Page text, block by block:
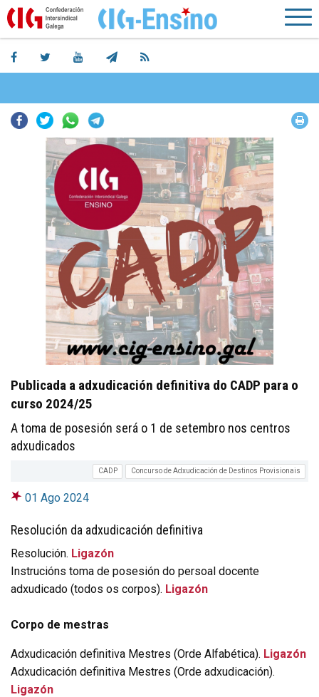
Facebook
TwitterWhatsapp
Publicada a adxudicación definitiva do CADP para o
curso 2024/25
A toma de posesión será o 1 de setembro nos centros
adxudicados
CADP Concurso de Adxudicación de Destinos Provisionais
01 Ago 2024
Resolución da adxudicación definitiva
Resolución. Ligazón
Instrucións toma de posesión do persoal docente
adxudicado (todos os corpos). Ligazón
Corpo de mestras
Adxudicación definitiva Mestres (Orde Alfabética). Ligazón
Adxudicación definitiva Mestres (Orde adxudicación).
Ligazón